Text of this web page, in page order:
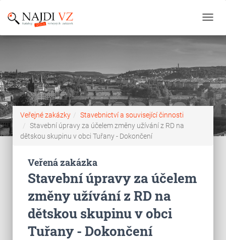
Veřejné zakázky
Stavebnictví a související činnosti
Stavební úpravy za účelem změny užívání z RD na
dětskou skupinu v obci Tuřany - Dokončení
Veřená zakázka
Stavební úpravy za účelem
změny užívání z RD na
dětskou skupinu v obci
Tuřany - Dokončení